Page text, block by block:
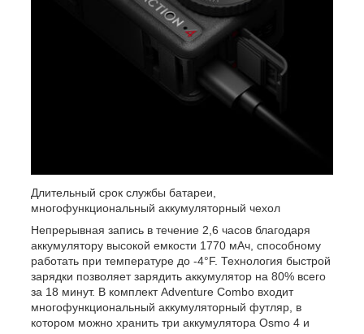
Длительный срок службы батареи,
многофункциональный аккумуляторный чехол
Непрерывная запись в течение 2,6 часов благодаря
аккумулятору высокой емкости 1770 мАч, способному
работать при температуре до -4°F. Технология быстрой
зарядки позволяет зарядить аккумулятор на 80% всего
за 18 минут. В комплект Adventure Combo входит
многофункциональный аккумуляторный футляр, в
котором можно хранить три аккумулятора Osmo 4 и